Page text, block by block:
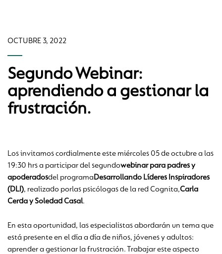
OCTUBRE 3, 2022
Segundo Webinar:
aprendiendo a gestionar la
frustración.
Los invitamos cordialmente este miércoles 05 de octubre a las
19:30 hrs a participar del segundowebinar para padres y
apoderadosdel programa Desarrollando Líderes Inspiradores
(DLI), realizado porlas psicólogas de la red Cognita,Carla
Cerda y Soledad Casal.
En esta oportunidad, las especialistas abordarán un tema que
está presente en el día a día de niños, jóvenes y adultos:
aprender a gestionar la frustración. Trabajar este aspecto